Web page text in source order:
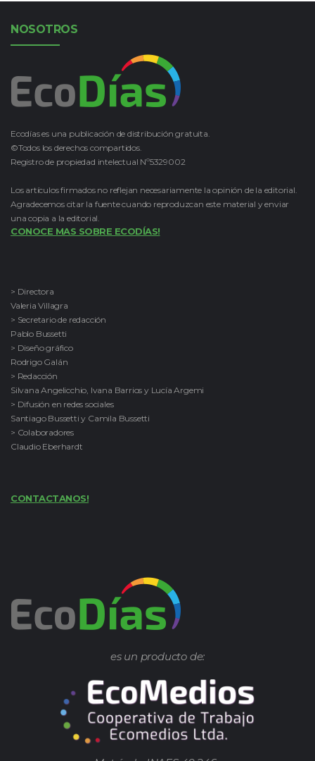
NOSOTROS
Ecodías es una publicación de distribución gratuita.
©Todos los derechos compartidos.
Registro de propiedad intelectual Nº5329002
Los artículos firmados no reflejan necesariamente la opinión de la editorial.
Agradecemos citar la fuente cuando reproduzcan este material y enviar
una copia a la editorial.
CONOCE MAS SOBRE ECODÍAS!
> Directora
Valeria Villagra
> Secretario de redacción
Pablo Bussetti
> Diseño gráfico
Rodrigo Galán
> Redacción
Silvana Angelicchio, Ivana Barrios y Lucía Argemi
> Difusión en redes sociales
Santiago Bussetti y Camila Bussetti
> Colaboradores
Claudio Eberhardt
CONTACTANOS!
es un producto de: